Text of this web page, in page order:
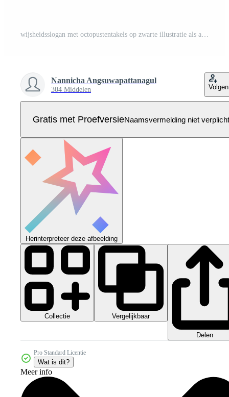
wijsheidsslogan met octopustentakels op zwarte illustratie als achtergrond Pro Vector
Nannicha Angsuwapattanagul
304 Middelen Volgen
Gratis met ProefversieNaamsvermelding niet verplicht
Herinterpreteer deze afbeelding
Collectie Vergelijkbaar
Delen
Pro Standard Licentie
Wat is dit?
Meer info